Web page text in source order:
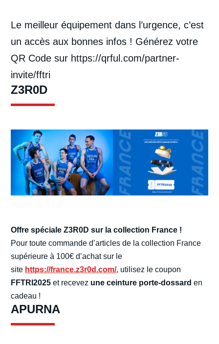
Le meilleur équipement dans l’urgence, c’est
un accès aux bonnes infos ! Générez votre
QR Code sur https://qrful.com/partner-
invite/fftri
Z3R0D
Offre spéciale Z3R0D sur la collection France !
Pour toute commande d’articles de la collection France
supérieure à 100€ d’achat sur le
site https://france.z3r0d.com/, utilisez le coupon
FFTRI2025 et recevez une ceinture porte-dossard en
cadeau !
APURNA